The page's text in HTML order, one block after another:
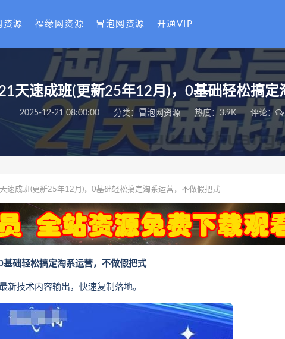
资源 福缘网资源 冒泡网资源 开通VIP
天速成班(更新25年12月)，0基础轻松搞定
2025-12-21 08:00:00 分类： 冒泡网资源 热度：3.9K 评论：
速成班(更新25年12月)，0基础轻松搞定淘系运营，不做假把式
础轻松搞定淘系运营，不做假把式
新技术内容输出，快速复制落地。